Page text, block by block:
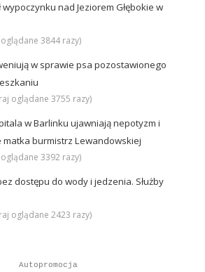
nad Jeziorem Głębokie w
3844 razy)
w sprawie psa pozostawionego
oglądane 3755 razy)
w Barlinku ujawniają nepotyzm i
matka burmistrz Lewandowskiej
3392 razy)
dostępu do wody i jedzenia. Służby
oglądane 2423 razy)
Autopromocja